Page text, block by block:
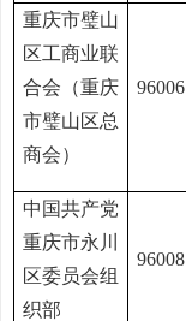
重庆市璧山
区工商业联
合会（重庆
市璧山区总
商会）
96006
中国共产党
重庆市永川
区委员会组
织部
96008